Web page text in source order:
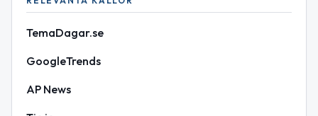
TemaDagar.se
GoogleTrends
AP News